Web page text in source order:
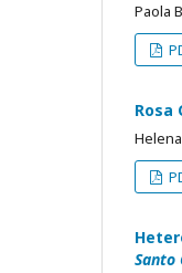
Paola
Rosa
Santo